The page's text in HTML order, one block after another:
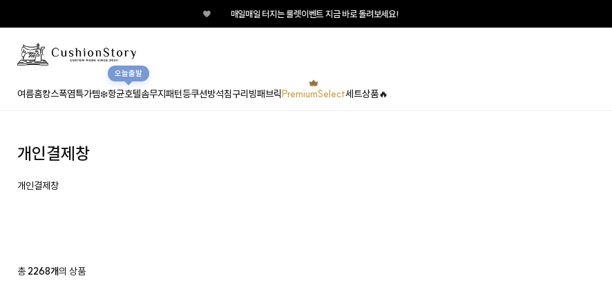
♥ 매일매일 터지는 룰렛이벤트 지금 바로 돌려보세요!
여름홈캉스폭염특가템❄️항균호텔솜
오늘출발
무지패턴등쿠션방석침구리빙패브릭PremiumSelect세트상품🔥
개인결제창
개인결제창
총 2268개의 상품